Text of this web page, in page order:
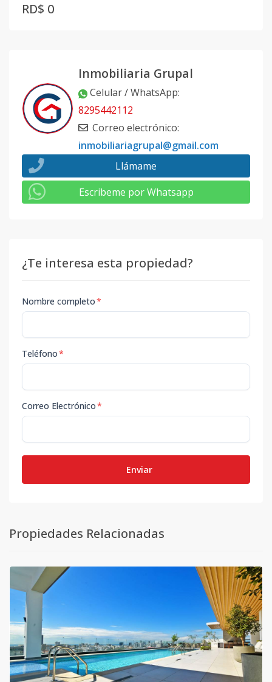
RD$ 0
Inmobiliaria Grupal
Celular / WhatsApp:
8295442112
Correo electrónico:
inmobiliariagrupal@gmail.com
Llámame
Escribeme por Whatsapp
¿Te interesa esta propiedad?
Nombre completo*
Teléfono*
Correo Electrónico*
Enviar
Propiedades Relacionadas